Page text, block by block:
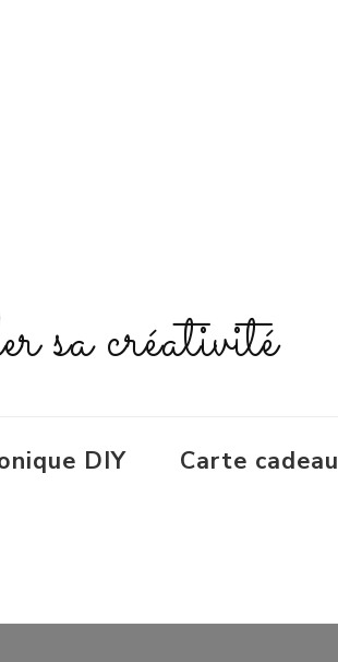
sa créativité
DIY Carte cadeau